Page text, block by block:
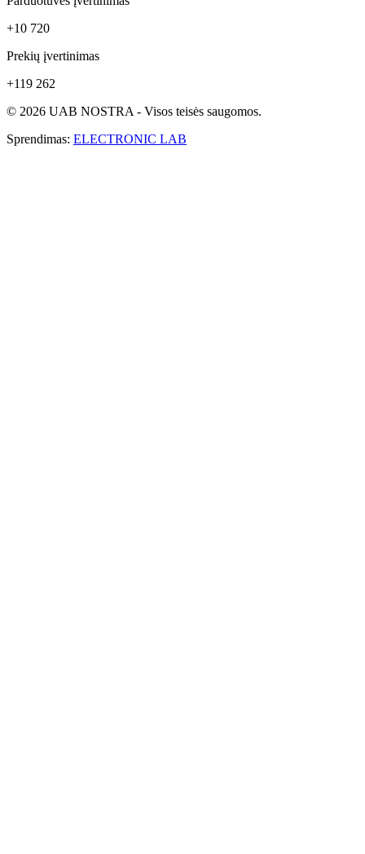
+10 720
Prekių įvertinimas
+119 262
© 2026 UAB NOSTRA - Visos teisės saugomos.
Sprendimas: ELECTRONIC LAB